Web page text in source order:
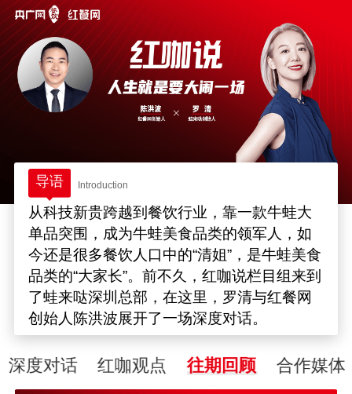
导语 Introduction
从科技新贵跨越到餐饮行业，靠一款牛蛙大
单品突围，成为牛蛙美食品类的领军人，如
今还是很多餐饮人口中的“清姐”，是牛蛙美食
品类的“大家长”。前不久，红咖说栏目组来到
了蛙来哒深圳总部，在这里，罗清与红餐网
创始人陈洪波展开了一场深度对话。
深度对话 红咖观点 往期回顾 合作媒体